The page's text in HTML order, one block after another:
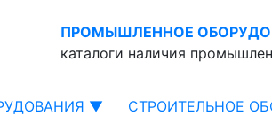
ПРОМЫШЛЕННОЕ
каталоги наличия
▼
СТРОИТЕЛЬНОЕ